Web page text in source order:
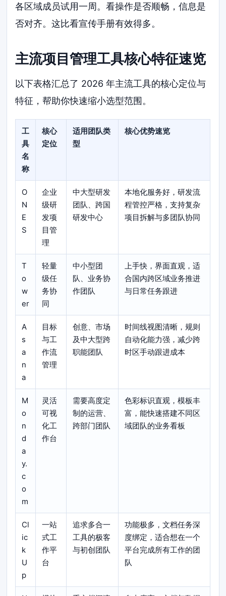
各区域成员试用一周。看操作是否顺畅，信息是
否对齐。这比看宣传手册有效得多。
主流项目管理工具核心特征速览
以下表格汇总了 2026 年主流工具的核心定位与
特征，帮助你快速缩小选型范围。
工
具
名
称
核心
定位
适用团队类
型
核心优势速览
O
N
E
S
企业
级研
发项
目管
理
中大型研发
团队、跨国
研发中心
本地化服务好，研发流
程管控严格，支持复杂
项目拆解与多团队协同
T
o
w
er
轻量
级任
务协
同
中小型团
队、业务协
作团队
上手快，界面直观，适
合国内跨区域业务推进
与日常任务跟进
A
s
a
n
a
目标
与工
作流
管理
创意、市场
及中大型跨
职能团队
时间线视图清晰，规则
自动化能力强，减少跨
时区手动跟进成本
M
o
n
d
a
y.
c
o
m
灵活
可视
化工
作台
需要高度定
制的运营、
跨部门团队
色彩标识直观，模板丰
富，能快速搭建不同区
域团队的业务看板
Cl
ic
k
U
p
一站
式工
作平
台
追求多合一
工具的极客
与初创团队
功能极多，文档任务深
度绑定，适合想在一个
平台完成所有工作的团
队